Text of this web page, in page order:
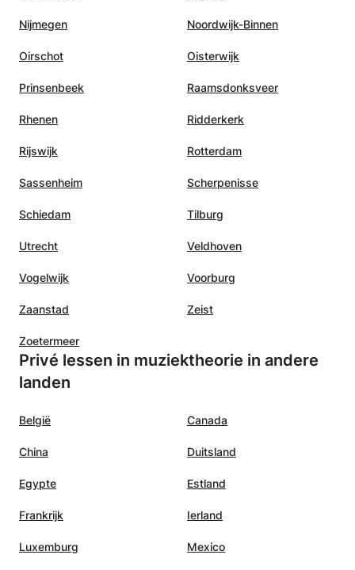
Nijmegen Noordwijk-Binnen
Oirschot Oisterwijk
Prinsenbeek Raamsdonksveer
Rhenen Ridderkerk
Rijswijk Rotterdam
Sassenheim Scherpenisse
Schiedam Tilburg
Utrecht Veldhoven
Vogelwijk Voorburg
Zaanstad Zeist
Zoetermeer
Privé lessen in muziektheorie in andere
landen
België Canada
China Duitsland
Egypte Estland
Frankrijk Ierland
Luxemburg Mexico